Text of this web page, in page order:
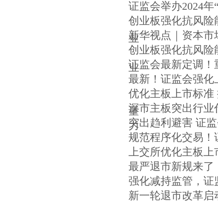
证监会举办2024年
创业板强化抗风
业
新华视点｜资本市
创业板强化抗风
业
证监会最新定调
最新！证监会强
优化主板上市标
量
深市主板突出行
力
突出趋利避害 证
规范程序化交易
上交所优化主板
最严退市新规来了
强化减持监管，证
新一轮退市改革启